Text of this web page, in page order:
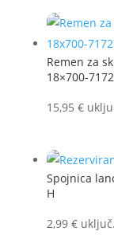
Remen za
18×700-
15,95 €
Spojnica
H
2,99 €